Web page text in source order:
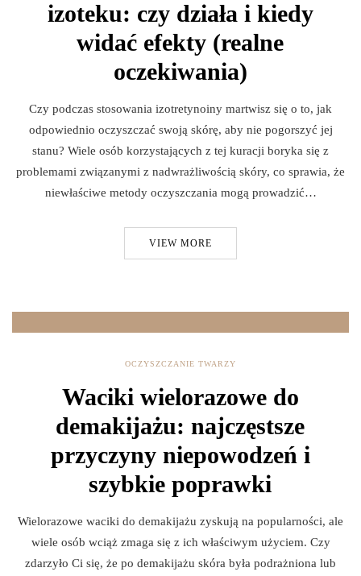
izoteku: czy działa i kiedy
widać efekty (realne
oczekiwania)
Czy podczas stosowania izotretynoiny martwisz się o to, jak
odpowiednio oczyszczać swoją skórę, aby nie pogorszyć jej
stanu? Wiele osób korzystających z tej kuracji boryka się z
problemami związanymi z nadwrażliwością skóry, co sprawia, że
niewłaściwe metody oczyszczania mogą prowadzić…
VIEW MORE
OCZYSZCZANIE TWARZY
Waciki wielorazowe do
demakijażu: najczęstsze
przyczyny niepowodzeń i
szybkie poprawki
Wielorazowe waciki do demakijażu zyskują na popularności, ale
wiele osób wciąż zmaga się z ich właściwym użyciem. Czy
zdarzyło Ci się, że po demakijażu skóra była podrażniona lub